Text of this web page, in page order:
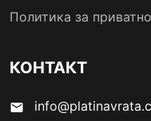
Политика за
КОНТАКТ
email